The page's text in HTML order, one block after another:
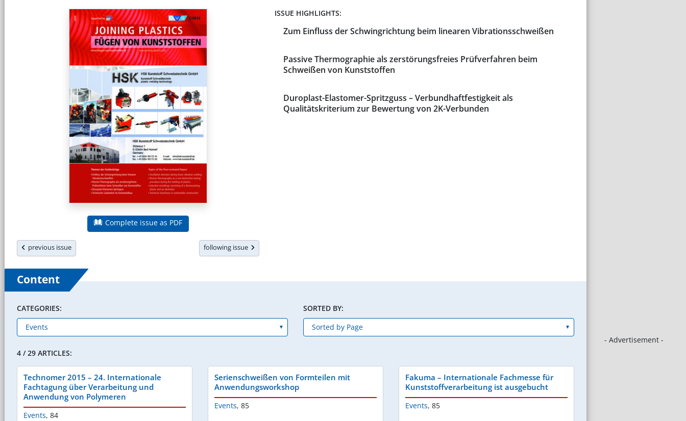
- Advertisement -
Complete issue as PDF
previous issue following issue
ISSUE HIGHLIGHTS:
Zum Einfluss der Schwingrichtung beim linearen Vibrationsschweißen
Passive Thermographie als zerstörungsfreies Prüfverfahren beim
Schweißen von Kunststoffen
Duroplast-Elastomer-Spritzguss – Verbundhaftfestigkeit als
Qualitätskriterium zur Bewertung von 2K-Verbunden
Content
CATEGORIES: SORTED BY:
4 / 29 ARTICLES:
Technomer 2015 – 24. Internationale
Fachtagung über Verarbeitung und
Anwendung von Polymeren
Events, 84
Serienschweißen von Formteilen mit
Anwendungsworkshop
Events, 85
Fakuma – Internationale Fachmesse für
Kunststoffverarbeitung ist ausgebucht
Events, 85